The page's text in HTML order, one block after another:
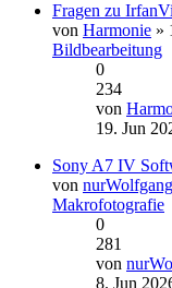
Fragen zu
von Harmonie »
Bildbearbeitung
0
234
von
19. Jun
Sony A7 IV
von nurWolfgang
Makrofotografie
0
281
von
8. Jun